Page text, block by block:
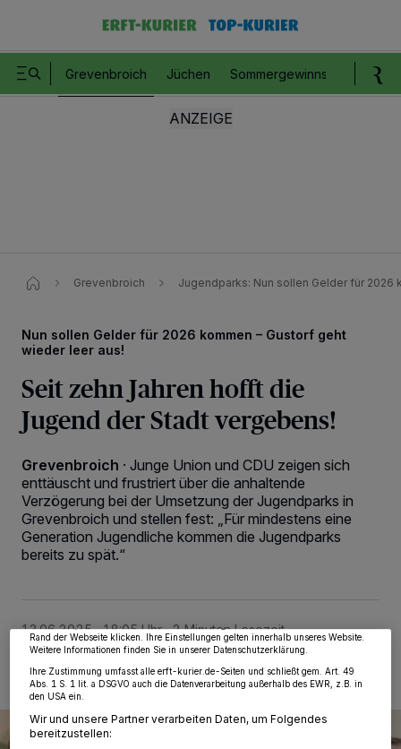
Grevenbroich Jüchen Sommergewinnspiel
Grevenbroich Jugendparks: Nun sollen Gelder für
Nun sollen Gelder für 2026 kommen – Gustorf geht
wieder leer aus!
Seit zehn Jahren hofft die
Jugend der Stadt vergebens!
Grevenbroich · Junge Union und CDU zeigen sich
enttäuscht und frustriert über die anhaltende
Verzögerung bei der Umsetzung der Jugendparks in
Grevenbroich und stellen fest: „Für mindestens eine
Generation Jugendliche kommen die Jugendparks
bereits zu spät.“
13.06.2025 , 18:05 Uhr 2 Minuten Lesezeit
Wir und unsere218-Partner speichern und greifen auf personenbezogene Daten
wie Browserdaten oder eindeutige Kennungen auf Ihrem Gerät zu. Durch Auswahl
von OK aktivieren Sie Tracking-Technologien für die unter „Wir und unsere
widerrufen, indem Sie auf den Link Einstellungen oder Ablehnen am unteren
Rand der Webseite klicken. Ihre Einstellungen gelten innerhalb unseres Website.
Weitere Informationen finden Sie in unserer Datenschutzerklärung.
Ihre Zustimmung umfasst alle erft-kurier.de-Seiten und schließt gem. Art. 49
Abs. 1 S. 1 lit. a DSGVO auch die Datenverarbeitung außerhalb des EWR, z.B. in
den USA ein.
Wir und unsere Partner verarbeiten Daten, um Folgendes
bereitzustellen: